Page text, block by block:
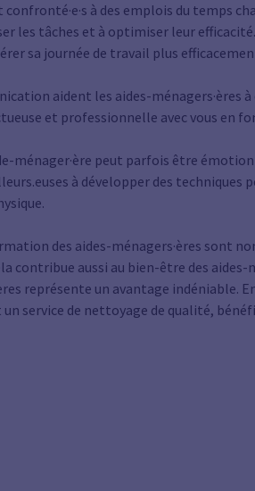
confronté·e·s à des emplois du temps
les tâches et à optimiser leur efficacité.
sa journée de travail plus
aident les aides-ménagers·ères à
et professionnelle avec vous en
ménager·ère peut parfois être
à développer des techniques
des aides-ménagers·ères sont
contribue aussi au bien-être des aides-
représente un avantage indéniable.
service de nettoyage de qualité,